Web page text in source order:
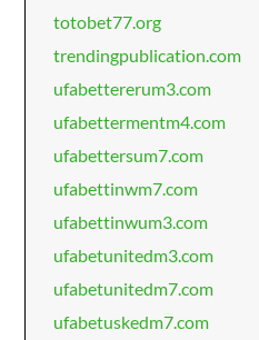
totobet77.org
trendingpublication.com
ufabettererum3.com
ufabettermentm4.com
ufabettersum7.com
ufabettinwm7.com
ufabettinwum3.com
ufabetunitedm3.com
ufabetunitedm7.com
ufabetuskedm7.com